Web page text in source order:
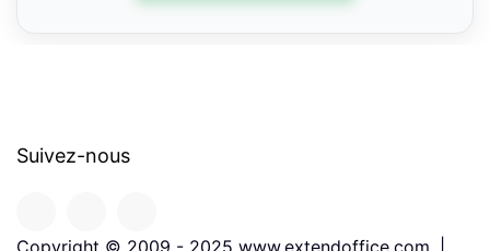
Suivez-nous
Copyright © 2009 - 2025 www.extendoffice.com. |